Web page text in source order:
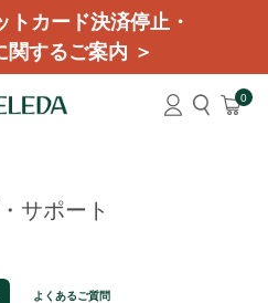
トカード決済停止・
関するご案内 ＞
0
サポート
よくあるご質問